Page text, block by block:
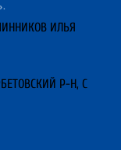
ИЛЬЯ
Р-Н, С